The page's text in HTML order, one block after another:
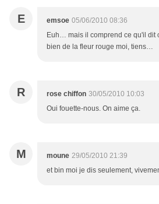
E emsoe 05/06/2010 08:36
Euh… mais il comprend ce qu'il dit
bien de la fleur rouge moi, tiens…
R rose chiffon 30/05/2010 10:03
Oui fouette-nous. On aime ça.
M moune 29/05/2010 21:39
et bin moi je dis seulement,